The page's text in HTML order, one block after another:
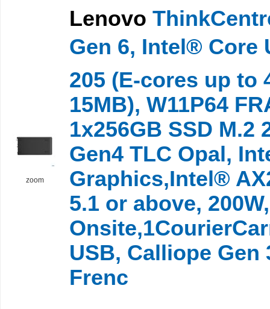
zoom
Lenovo
Gen 6, Intel® Core
205 (E-cores up to
15MB), W11P64
1x256GB SSD M.2
Gen4 TLC Opal,
Graphics,Intel®
5.1 or above,
USB, Calliope Gen
Frenc